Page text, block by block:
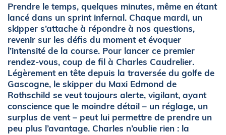
Prendre le temps, quelques minutes, même en étant
lancé dans un sprint infernal. Chaque mardi, un
skipper s’attache à répondre à nos questions,
revenir sur les défis du moment et évoquer
l’intensité de la course. Pour lancer ce premier
rendez-vous, coup de fil à Charles Caudrelier.
Légèrement en tête depuis la traversée du golfe de
Gascogne, le skipper du Maxi Edmond de
Rothschild se veut toujours alerte, vigilant, ayant
conscience que le moindre détail – un réglage, un
surplus de vent – peut lui permettre de prendre un
peu plus l’avantage. Charles n’oublie rien : la